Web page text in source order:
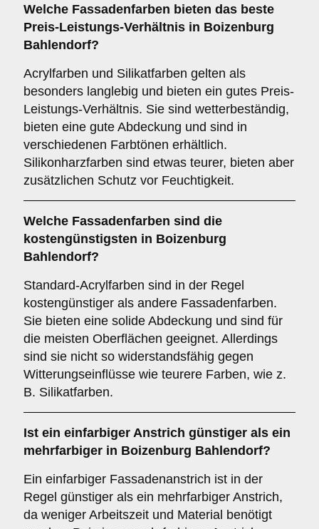
Welche Fassadenfarben bieten das beste
Preis-Leistungs-Verhältnis in Boizenburg
Bahlendorf?
Acrylfarben und Silikatfarben gelten als
besonders langlebig und bieten ein gutes Preis-
Leistungs-Verhältnis. Sie sind wetterbeständig,
bieten eine gute Abdeckung und sind in
verschiedenen Farbtönen erhältlich.
Silikonharzfarben sind etwas teurer, bieten aber
zusätzlichen Schutz vor Feuchtigkeit.
Welche Fassadenfarben sind die
kostengünstigsten in Boizenburg
Bahlendorf?
Standard-Acrylfarben sind in der Regel
kostengünstiger als andere Fassadenfarben.
Sie bieten eine solide Abdeckung und sind für
die meisten Oberflächen geeignet. Allerdings
sind sie nicht so widerstandsfähig gegen
Witterungseinflüsse wie teurere Farben, wie z.
B. Silikatfarben.
Ist ein einfarbiger Anstrich günstiger als ein
mehrfarbiger in Boizenburg Bahlendorf?
Ein einfarbiger Fassadenanstrich ist in der
Regel günstiger als ein mehrfarbiger Anstrich,
da weniger Arbeitszeit und Material benötigt